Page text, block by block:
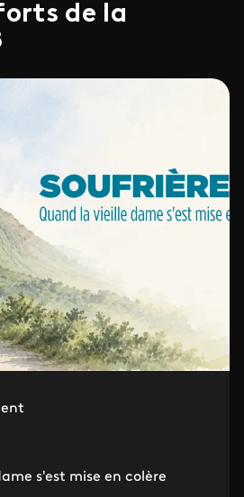
de la
s'est mise en colère